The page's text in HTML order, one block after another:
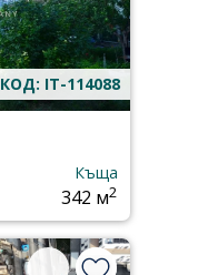
КОД: IT-114088
Къща
342 м2